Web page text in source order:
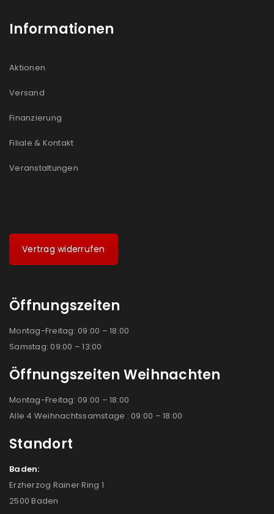
Informationen
Aktionen
Versand
Finanzierung
Filiale & Kontakt
Veranstaltungen
Vertrag widerrufen
Öffnungszeiten
Montag-Freitag: 09:00 – 18:00
Samstag: 09:00 – 13:00
Öffnungszeiten Weihnachten
Montag-Freitag: 09:00 – 18:00
Alle 4 Weihnachtssamstage : 09:00 – 18:00
Standort
Baden:
Erzherzog Rainer Ring 1
2500 Baden